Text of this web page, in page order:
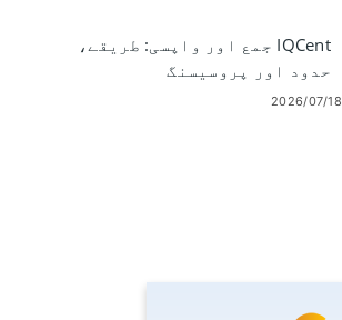
IQCent جمع اور واپسی: طریقے،
حدود اور پروسیسنگ
2026/07/18